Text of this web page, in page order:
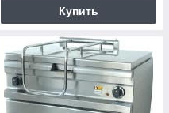
Купить